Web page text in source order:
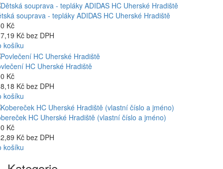
souprava - tepláky ADIDAS HC Uherské Hradiště
Kč
Kč bez DPH
košíku
HC Uherské Hradiště
Kč
Kč bez DPH
košíku
HC Uherské Hradiště (vlastní číslo a jméno)
Kč
Kč bez DPH
košíku